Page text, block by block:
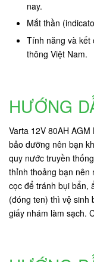
nay.
Mắt thần
Tính năng và kết
thông Việt Nam.
HƯỚNG
Varta 12V 80AH
bảo dưỡng nên bạn
quy nước truyền
thỉnh thoảng bạn nên
cọc để tránh bụi bẩn,
(đóng ten) thì vệ sinh
giấy nhám làm sạch.